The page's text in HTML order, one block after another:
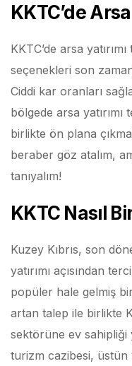
KKTC’de Arsa
KKTC’de arsa
seçenekleri son
Ciddi kar oranları
bölgede arsa
birlikte ön plana
beraber göz atalım,
tanıyalım!
KKTC Nasıl
Kuzey Kıbrıs, son
yatırımı açısından
popüler hale gelmiş
artan talep ile birlikte
sektörüne ev sahipliği
turizm cazibesi, üstün